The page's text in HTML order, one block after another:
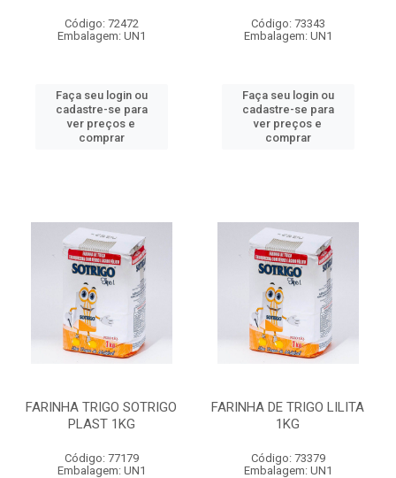
Código: 72472
Embalagem: UN1
Faça seu login ou
cadastre-se para
ver preços e
comprar
Código: 73343
Embalagem: UN1
Faça seu login ou
cadastre-se para
ver preços e
comprar
FARINHA TRIGO SOTRIGO
PLAST 1KG
Código: 77179
Embalagem: UN1
FARINHA DE TRIGO LILITA
1KG
Código: 73379
Embalagem: UN1